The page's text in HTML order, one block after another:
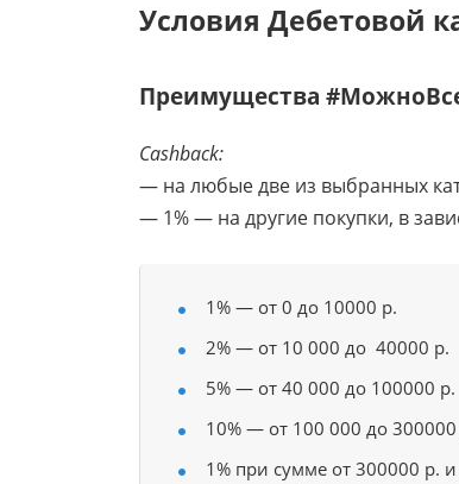
Условия Дебетовой
Преимущества
Cashback:
— на любые две из выбранных
— 1% — на другие покупки, в
1% — от 0 до 10000 р.
2% — от 10 000 до 40000 р.
5% — от 40 000 до 100000 р.
10% — от 100 000 до 300000
1% при сумме от 300000 р.